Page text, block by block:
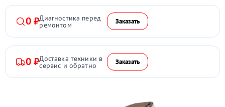
0 ₽Диагностика перед
ремонтом Заказать
0 ₽Доставка техники в
сервис и обратно Заказать